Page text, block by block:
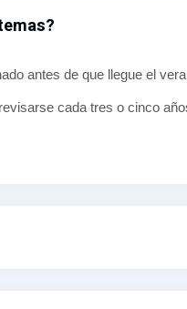
antes de que llegue el
cada tres o cinco